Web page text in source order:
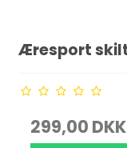
Æresport
299,00 DKK